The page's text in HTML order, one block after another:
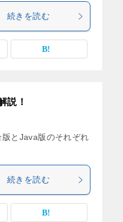
続きを読む
説！
とJava版のそれぞれ
続きを読む